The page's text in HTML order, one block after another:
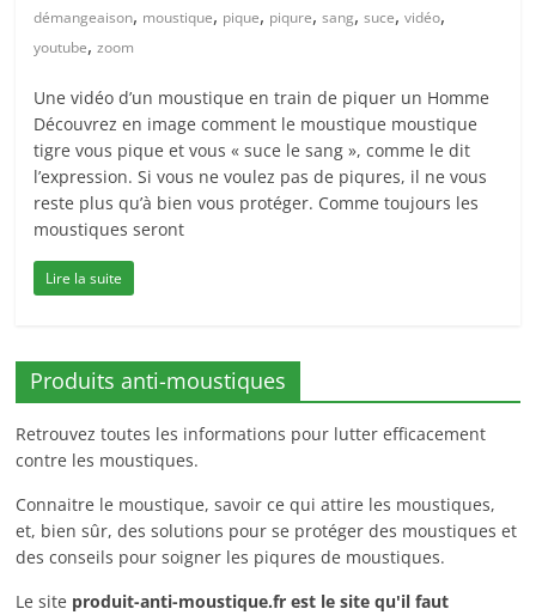
démangeaison, moustique, pique, piqure,sang,suce,vidéo,
youtube,zoom
Une vidéo d’un moustique en train de piquer un Homme
Découvrez en image comment le moustique moustique
tigre vous pique et vous « suce le sang », comme le dit
l’expression. Si vous ne voulez pas de piqures, il ne vous
reste plus qu’à bien vous protéger. Comme toujours les
moustiques seront
Lire la suite
Produits anti-moustiques
Retrouvez toutes les informations pour lutter efficacement
contre les moustiques.
Connaitre le moustique, savoir ce qui attire les moustiques,
et, bien sûr, des solutions pour se protéger des moustiques et
des conseils pour soigner les piqures de moustiques.
Le site produit-anti-moustique.fr est le site qu'il faut